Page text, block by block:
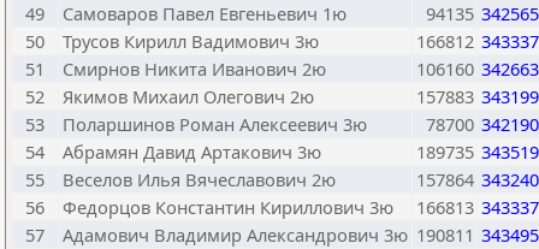
49
Самоваров Павел Евгеньевич 1ю 94135
50
Трусов Кирилл Вадимович 3ю 166812
51
Смирнов Никита Иванович 2ю 106160
52
Якимов Михаил Олегович 2ю 157883
53
Поларшинов Роман Алексеевич 3ю 78700
54
Абрамян Давид Артакович 3ю 189735
55
Веселов Илья Вячеславович 2ю 157864
56
Федорцов Константин Кириллович 3ю 166813
57
Адамович Владимир Александрович 3ю 190811